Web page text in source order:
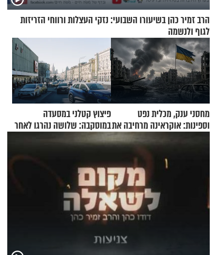
הרב זמיר כהן בשיעורו השבועי: נזקי העצלות ורווחי הזריזות
לגוף ולנשמה
מחסני ענק, מכלית נפט
וספינות: אוקראינה מרחיבה את
פיצוץ קטלני במסעדה
במוסקבה: שלושה נהרגו לאחר
שמטען שנשאה אישה התפוצץ